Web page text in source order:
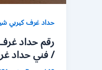
حداد غرف كيربي
/ فني حداد